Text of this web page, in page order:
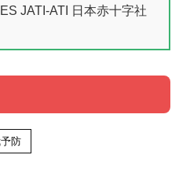
JATI-ATI 日本赤十字社
防